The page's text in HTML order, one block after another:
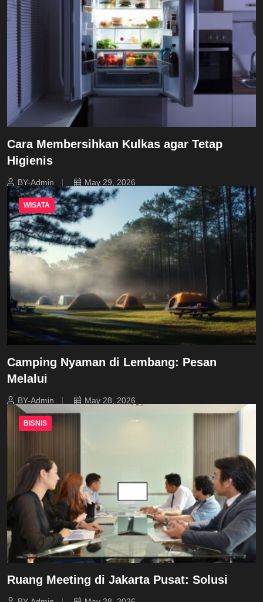
Cara Membersihkan Kulkas agar Tetap
Higienis
BY-Admin May 29, 2026
WISATA
Camping Nyaman di Lembang: Pesan
Melalui
BY-Admin May 28, 2026
BISNIS
Ruang Meeting di Jakarta Pusat: Solusi